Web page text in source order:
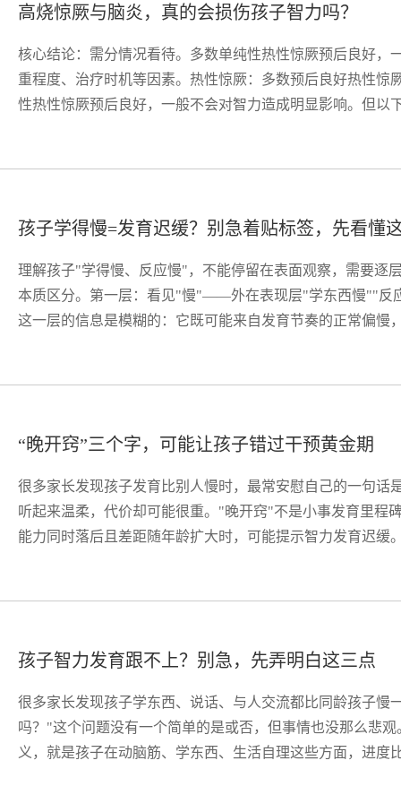
高烧惊厥与脑炎，真的会损伤孩子智力吗？
核心结论：需分情况看待。多数单纯性热性惊厥预后良好，
重程度、治疗时机等因素。热性惊厥：多数预后良好热性惊
性热性惊厥预后良好，一般不会对智力造成明显影响。但以
孩子学得慢=发育迟缓？别急着贴标签，先看懂
理解孩子"学得慢、反应慢"，不能停留在表面观察，需要
本质区分。第一层：看见"慢"——外在表现层"学东西慢""反
这一层的信息是模糊的：它既可能来自发育节奏的正常偏慢
“晚开窍”三个字，可能让孩子错过干预黄金期
很多家长发现孩子发育比别人慢时，最常安慰自己的一句话
听起来温柔，代价却可能很重。"晚开窍"不是小事发育里程
能力同时落后且差距随年龄扩大时，可能提示智力发育迟缓
孩子智力发育跟不上？别急，先弄明白这三点
很多家长发现孩子学东西、说话、与人交流都比同龄孩子慢
吗？"这个问题没有一个简单的是或否，但事情也没那么悲
义，就是孩子在动脑筋、学东西、生活自理这些方面，进度